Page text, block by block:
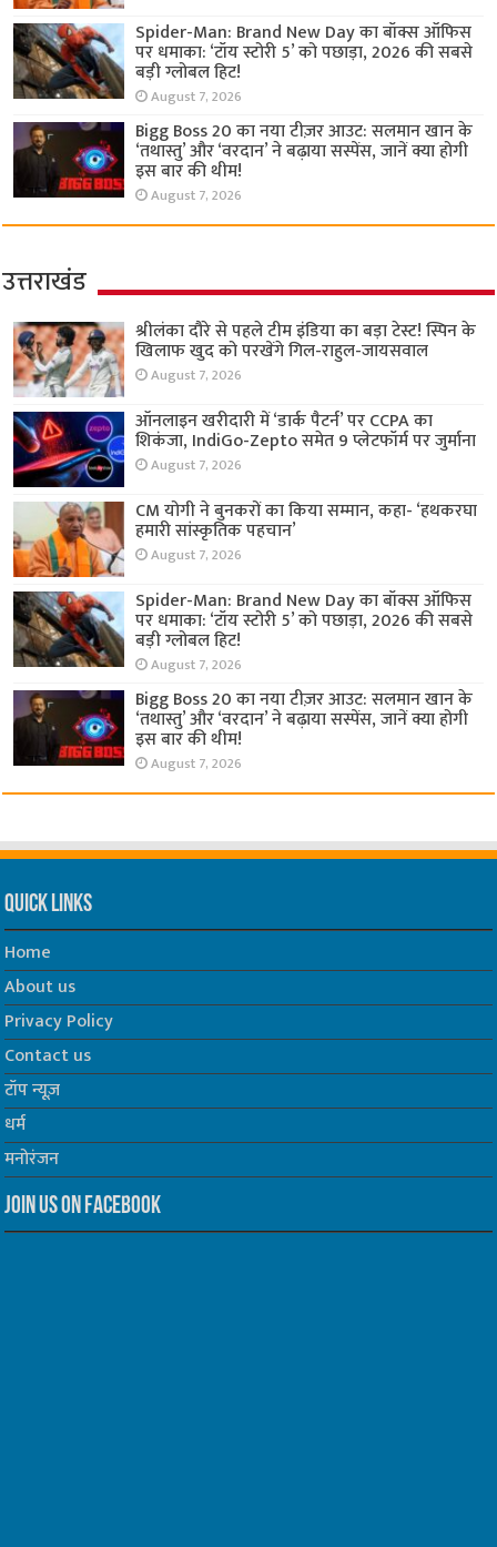
Spider-Man: Brand New Day का बॉक्स ऑफिस
पर धमाका: ‘टॉय स्टोरी 5’ को पछाड़ा, 2026 की सबसे
बड़ी ग्लोबल हिट!
August 7, 2026
Bigg Boss 20 का नया टीज़र आउट: सलमान खान के
‘तथास्तु’ और ‘वरदान’ ने बढ़ाया सस्पेंस, जानें क्या होगी
इस बार की थीम!
August 7, 2026
उत्तराखंड
श्रीलंका दौरे से पहले टीम इंडिया का बड़ा टेस्ट! स्पिन के
खिलाफ खुद को परखेंगे गिल-राहुल-जायसवाल
August 7, 2026
ऑनलाइन खरीदारी में ‘डार्क पैटर्न’ पर CCPA का
शिकंजा, IndiGo-Zepto समेत 9 प्लेटफॉर्म पर जुर्माना
August 7, 2026
CM योगी ने बुनकरों का किया सम्मान, कहा- ‘हथकरघा
हमारी सांस्कृतिक पहचान’
August 7, 2026
Spider-Man: Brand New Day का बॉक्स ऑफिस
पर धमाका: ‘टॉय स्टोरी 5’ को पछाड़ा, 2026 की सबसे
बड़ी ग्लोबल हिट!
August 7, 2026
Bigg Boss 20 का नया टीज़र आउट: सलमान खान के
‘तथास्तु’ और ‘वरदान’ ने बढ़ाया सस्पेंस, जानें क्या होगी
इस बार की थीम!
August 7, 2026
Quick Links
Home
About us
Privacy Policy
Contact us
टॉप न्यूज़
धर्म
मनोरंजन
Join us on Facebook